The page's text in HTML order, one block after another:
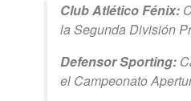
Club Atlético Fénix:
la Segunda División
Defensor Sporting:
el Campeonato